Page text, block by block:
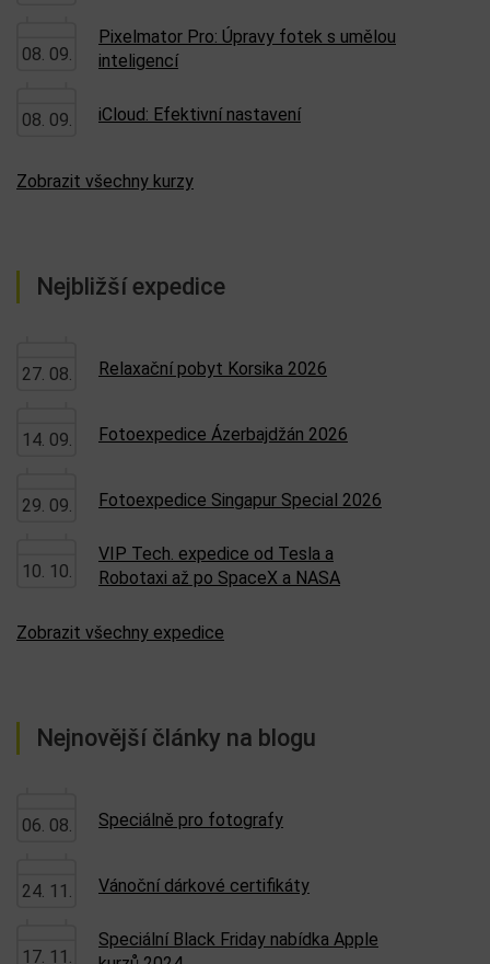
08. 09.
Pixelmator Pro: Úpravy fotek s umělou
inteligencí
08. 09. iCloud: Efektivní nastavení
Zobrazit všechny kurzy
Nejbližší expedice
27. 08. Relaxační pobyt Korsika 2026
14. 09. Fotoexpedice Ázerbajdžán 2026
29. 09. Fotoexpedice Singapur Special 2026
10. 10.
VIP Tech. expedice od Tesla a
Robotaxi až po SpaceX a NASA
Zobrazit všechny expedice
Nejnovější články na blogu
06. 08. Speciálně pro fotografy
24. 11. Vánoční dárkové certifikáty
17. 11.
Speciální Black Friday nabídka Apple